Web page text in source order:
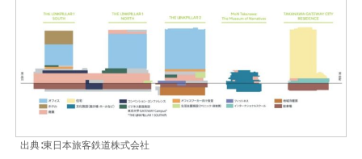
出典∶東日本旅客鉄道株式会社